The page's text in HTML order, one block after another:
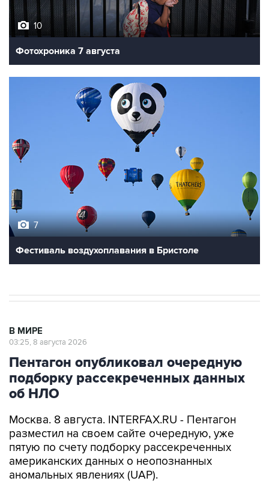
10
Фотохроника 7 августа
7
Фестиваль воздухоплавания в Бристоле
В МИРЕ
03:25, 8 августа 2026
Пентагон опубликовал очередную
подборку рассекреченных данных
об НЛО
Москва. 8 августа. INTERFAX.RU - Пентагон
разместил на своем сайте очередную, уже
пятую по счету подборку рассекреченных
американских данных о неопознанных
аномальных явлениях (UAP).